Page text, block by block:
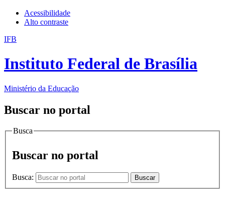
Acessibilidade
Alto contraste
IFB
Instituto Federal de Brasília
Ministério da Educação
Buscar no portal
Busca
Buscar no portal
Busca: Buscar